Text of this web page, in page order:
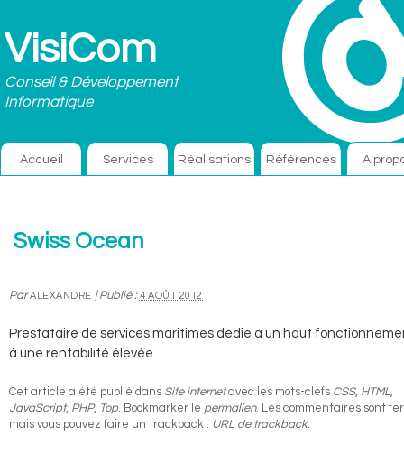
VisiCom
Conseil & Développement
Informatique
Accueil Services Réalisations Références A
Swiss Ocean
ParALEXANDRE |Publié :4 AOÛT 2012
Prestataire de services maritimes dédié à un haut
à une rentabilité élevée
Cet article a été publié dans Site internetavec les mots-clefs CSS, HTML,
JavaScript, PHP, Top. Bookmarker le permalien. Les commentaires sont
mais vous pouvez faire un trackback : URL de trackback.